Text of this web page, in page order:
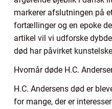
markerer afslutningen på
fortællinger og en epoke
artikel vil vi udforske
død har påvirket
Hvornår døde H.C.
H.C. Andersens død er
for mange, der er